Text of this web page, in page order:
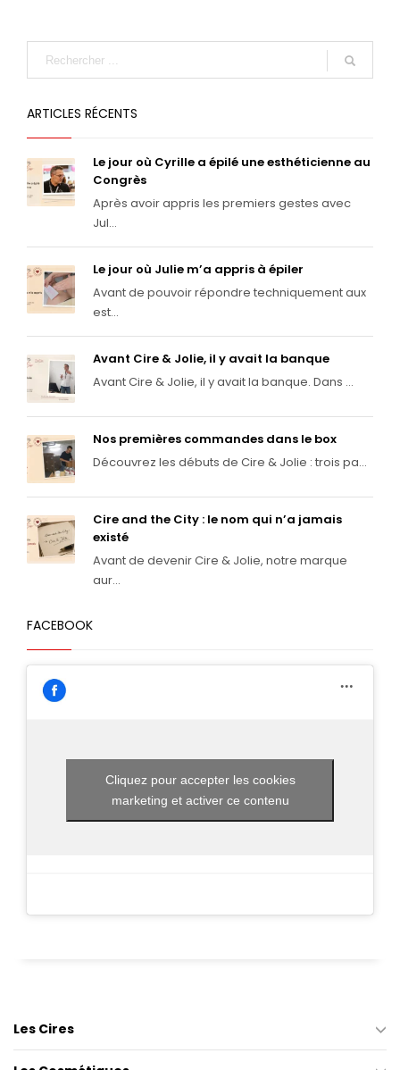
ARTICLES RÉCENTS
Le jour où Cyrille a épilé une esthéticienne au
Congrès
Après avoir appris les premiers gestes avec
Jul...
Le jour où Julie m’a appris à épiler
Avant de pouvoir répondre techniquement aux
est...
Avant Cire & Jolie, il y avait la banque
Avant Cire & Jolie, il y avait la banque. Dans ...
Nos premières commandes dans le box
Découvrez les débuts de Cire & Jolie : trois pa...
Cire and the City : le nom qui n’a jamais
existé
Avant de devenir Cire & Jolie, notre marque
aur...
FACEBOOK
Cliquez pour accepter les cookies
marketing et activer ce contenu
Les Cires